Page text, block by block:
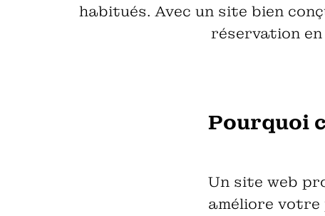
habitués. Avec un site bien
réservation
Pourquoi
Un site web
améliore